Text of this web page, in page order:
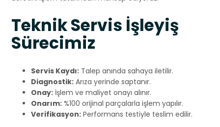
Teknik Servis İşleyiş
Sürecimiz
Servis Kaydı: Talep anında sahaya iletilir.
Diagnostik: Arıza yerinde saptanır.
Onay: İşlem ve maliyet onayı alınır.
Onarım: %100 orijinal parçalarla işlem yapılır.
Verifikasyon: Performans testiyle teslim edilir.